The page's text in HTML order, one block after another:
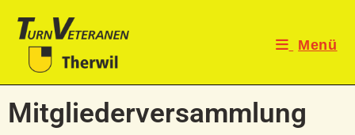
Menü
Mitgliederversammlung